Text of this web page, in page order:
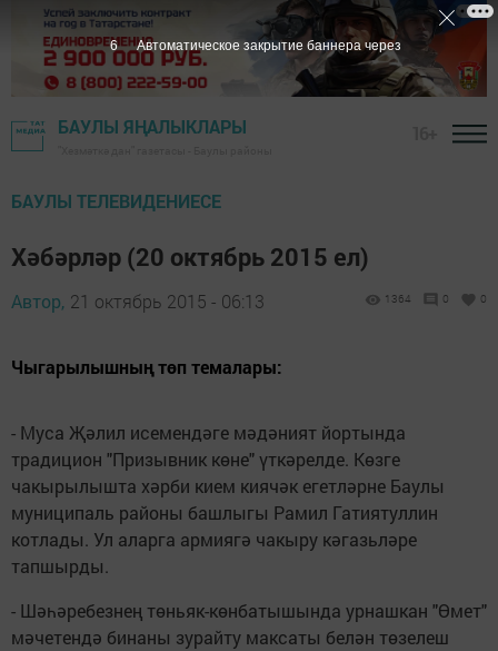
БАУЛЫ ЯҢАЛЫКЛАРЫ
БАУЛЫ ТЕЛЕВИДЕНИЕСЕ
Хәбәрләр (20 октябрь 2015 ел)
Автор, 21 октябрь 2015 - 06:13 1364 0 0
Чыгарылышның төп темалары:
- Муса Җәлил исемендәге мәдәният йортында
традицион "Призывник көне" үткәрелде. Көзге
чакырылышта хәрби кием киячәк егетләрне Баулы
муниципаль районы башлыгы Рамил Гатиятуллин
котлады. Ул аларга армиягә чакыру кәгазьләре
тапшырды.
- Шәһәребезнең төньяк-көнбатышында урнашкан "Өмет"
мәчетендә бинаны зурайту максаты белән төзелеш
5 Автоматическое закрытие баннера через